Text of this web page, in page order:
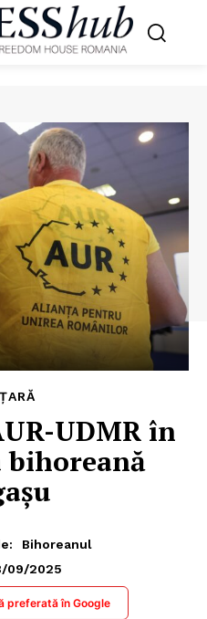
UDMR în
Bihoreanul
09/2025
preferată în Google